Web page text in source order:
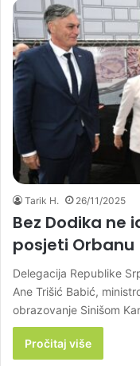
Tarik H. 26/11/2025
Bez Dodika ne
posjeti Orbanu
Delegacija Republike
Ane Trišić Babić,
obrazovanje Sinišom
Pročitaj više